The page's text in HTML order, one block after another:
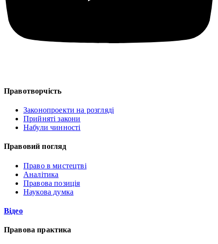
Правотворчість
Законопроекти на розгляді
Прийняті закони
Набули чинності
Правовий погляд
Право в мистецтві
Аналітика
Правова позиція
Наукова думка
Відео
Правова практика